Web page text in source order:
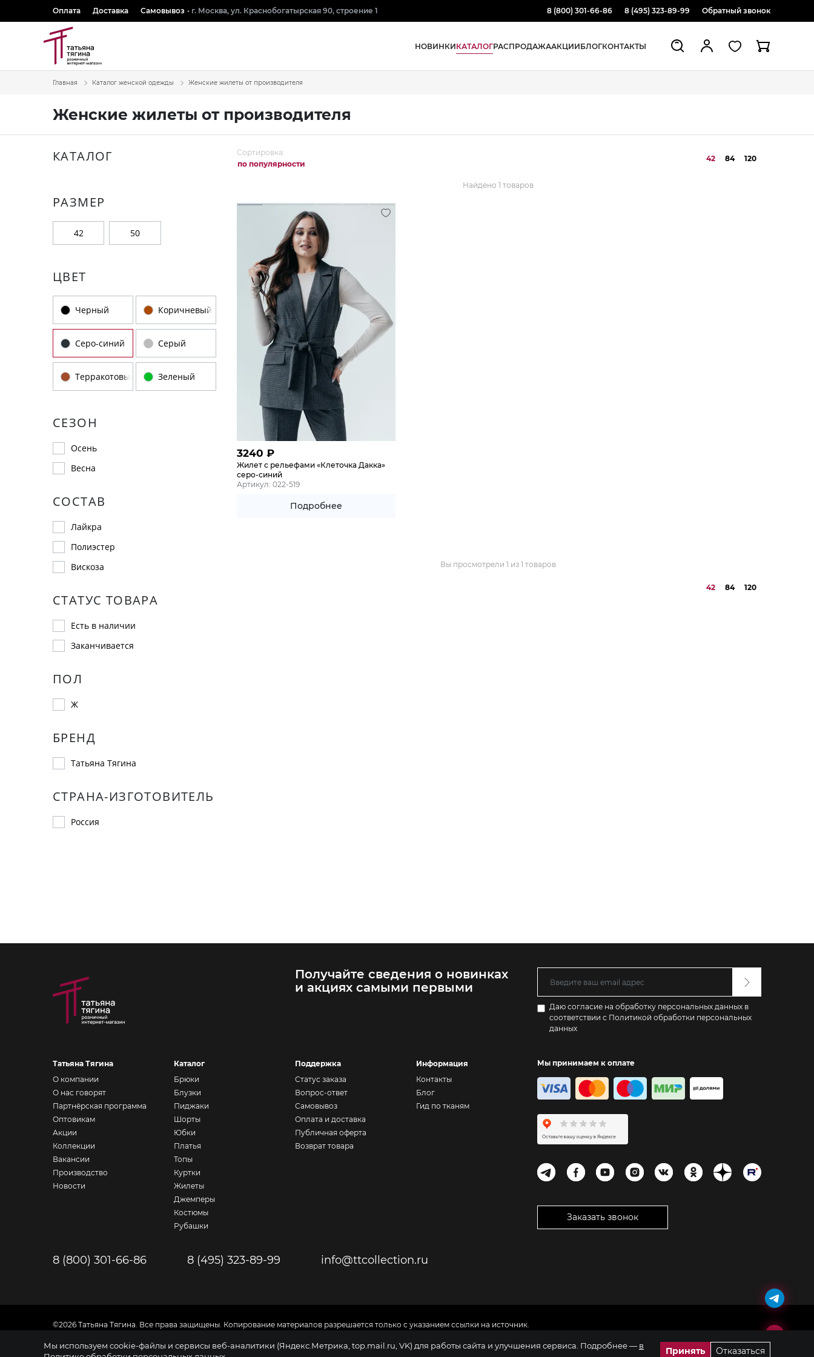
Мы используем cookie-файлы и сервисы веб-аналитики (Яндекс.Метрика, top.mail.ru, VK) для работы сайта и улучшения сервиса. Подробнее — в
Принять Отказаться
Оплата Доставка Самовывоз • г. Москва, ул. Краснобогатырская 90, строение 1 8 (800) 301-66-86 8 (495) 323-89-99 Обратный звонок
НОВИНКИКАТАЛОГРАСПРОДАЖААКЦИИБЛОГКОНТАКТЫ
Главная Каталог женской одежды Женские жилеты от производителя
Женские жилеты от производителя
КАТАЛОГ
РАЗМЕР
42 50
ЦВЕТ
Черный Коричневый
Серо-синий Серый
Терракотовый Зеленый
СЕЗОН
Осень
Весна
СОСТАВ
Лайкра
Полиэстер
Вискоза
СТАТУС ТОВАРА
Есть в наличии
Заканчивается
ПОЛ
Ж
БРЕНД
Татьяна Тягина
СТРАНА-ИЗГОТОВИТЕЛЬ
Россия
Сортировка:
по популярности
42 84 120
Найдено 1 товаров
3240 ₽
Жилет с рельефами «Клеточка Дакка»
серо-синий
Артикул: 022-519
Подробнее
Вы просмотрели 1 из 1 товаров
42 84 120
Получайте сведения о новинках
и акциях самыми первыми
Даю согласие на обработку персональных данных в
соответствии с Политикой обработки персональных
данных
Татьяна Тягина
О компании
О нас говорят
Партнёрская программа
Оптовикам
Акции
Коллекции
Вакансии
Производство
Новости
Каталог
Брюки
Блузки
Пиджаки
Шорты
Юбки
Платья
Топы
Куртки
Жилеты
Джемперы
Костюмы
Рубашки
Поддержка
Статус заказа
Вопрос-ответ
Самовывоз
Оплата и доставка
Публичная оферта
Возврат товара
Информация
Контакты
Блог
Гид по тканям
Мы принимаем к оплате
Заказать звонок
8 (800) 301-66-86 8 (495) 323-89-99 info@ttcollection.ru
©2026 Татьяна Тягина. Все права защищены. Копирование материалов разрешается только с указанием ссылки на источник.
Политика обработки персональных данных